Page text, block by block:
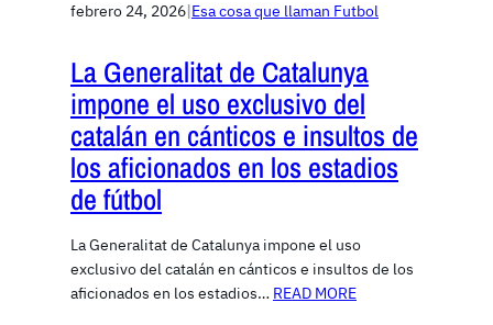
febrero 24, 2026|Esa cosa que llaman Futbol
La Generalitat de Catalunya
impone el uso exclusivo del
catalán en cánticos e insultos de
los aficionados en los estadios
de fútbol
La Generalitat de Catalunya impone el uso
exclusivo del catalán en cánticos e insultos de los
aficionados en los estadios… READ MORE